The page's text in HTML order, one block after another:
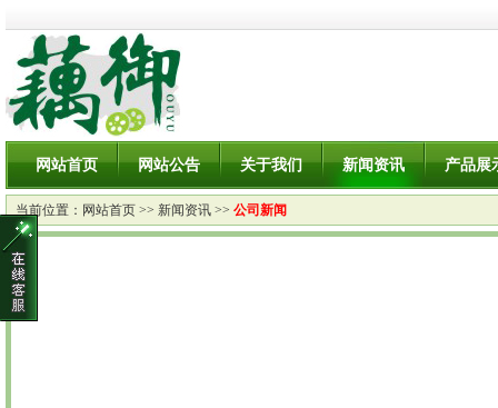
网站首页 网站公告 关于我们 新闻资讯 产品展
当前位置： 网站首页 >> 新闻资讯 >> 公司新闻